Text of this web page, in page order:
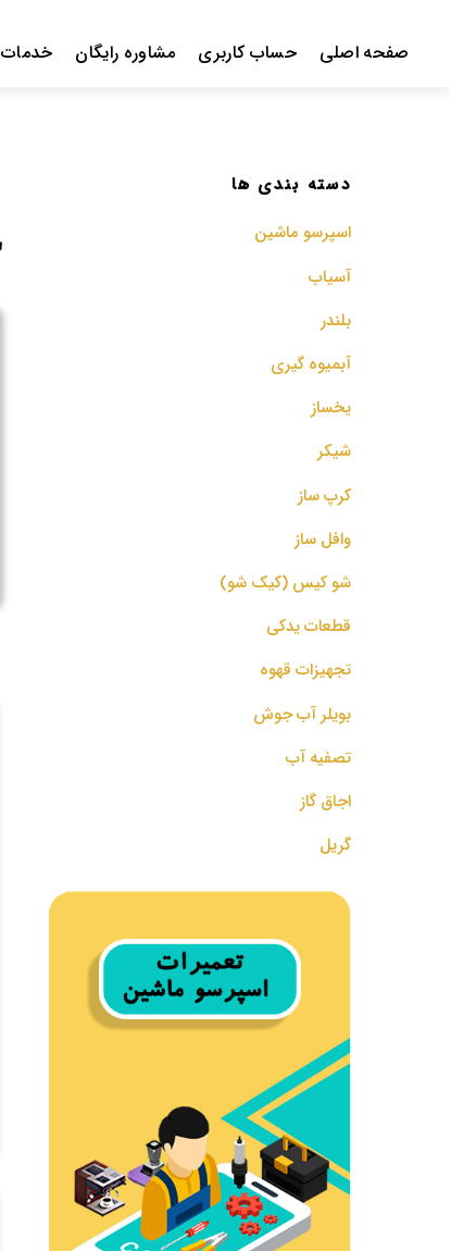
صفحه اصلی حساب کاربری مشاوره رایگان خدمات
دسته بندی ها
اسپرسو‌ ماشین
آسیاب
بلندر
آبمیوه گیری
یخساز
شیکر
کرپ ساز
وافل ساز
شو کیس (کیک شو)
قطعات یدکی
تجهیزات قهوه
بویلر آب جوش
تصفیه آب
اجاق گاز
گریل